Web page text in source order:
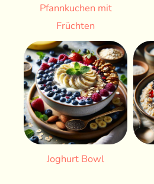
Pfannkuchen mit
Früchten
Joghurt Bowl